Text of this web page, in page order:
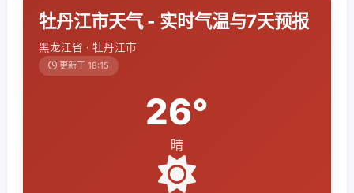
牡丹江市天气 - 实时气温与7天预报
黑龙江省 · 牡丹江市
更新于 18:15
26°
晴